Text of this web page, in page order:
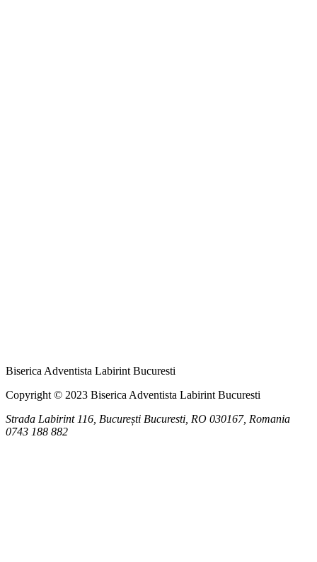
Biserica Adventista Labirint Bucuresti
Copyright © 2023 Biserica Adventista Labirint Bucuresti
Strada Labirint 116, București Bucuresti RO 030167, Romania
0743 188 882